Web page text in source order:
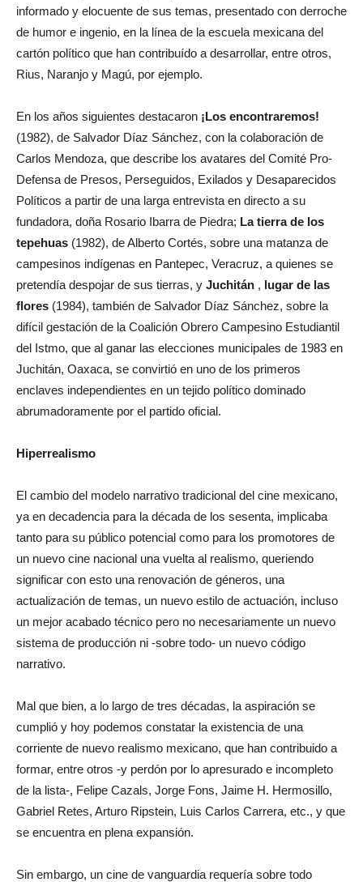
informado y elocuente de sus temas, presentado con derroche
de humor e ingenio, en la línea de la escuela mexicana del
cartón político que han contribuído a desarrollar, entre otros,
Rius, Naranjo y Magú, por ejemplo.
En los años siguientes destacaron ¡Los encontraremos!
(1982), de Salvador Díaz Sánchez, con la colaboración de
Carlos Mendoza, que describe los avatares del Comité Pro-
Defensa de Presos, Perseguidos, Exilados y Desaparecidos
Políticos a partir de una larga entrevista en directo a su
fundadora, doña Rosario Ibarra de Piedra; La tierra de los
tepehuas (1982), de Alberto Cortés, sobre una matanza de
campesinos indígenas en Pantepec, Veracruz, a quienes se
pretendía despojar de sus tierras, y Juchitán , lugar de las
flores (1984), también de Salvador Díaz Sánchez, sobre la
difícil gestación de la Coalición Obrero Campesino Estudiantil
del Istmo, que al ganar las elecciones municipales de 1983 en
Juchitán, Oaxaca, se convirtió en uno de los primeros
enclaves independientes en un tejido político dominado
abrumadoramente por el partido oficial.
Hiperrealismo
El cambio del modelo narrativo tradicional del cine mexicano,
ya en decadencia para la década de los sesenta, implicaba
tanto para su público potencial como para los promotores de
un nuevo cine nacional una vuelta al realismo, queriendo
significar con esto una renovación de géneros, una
actualización de temas, un nuevo estilo de actuación, incluso
un mejor acabado técnico pero no necesariamente un nuevo
sistema de producción ni -sobre todo- un nuevo código
narrativo.
Mal que bien, a lo largo de tres décadas, la aspiración se
cumplió y hoy podemos constatar la existencia de una
corriente de nuevo realismo mexicano, que han contribuido a
formar, entre otros -y perdón por lo apresurado e incompleto
de la lista-, Felipe Cazals, Jorge Fons, Jaime H. Hermosillo,
Gabriel Retes, Arturo Ripstein, Luis Carlos Carrera, etc., y que
se encuentra en plena expansión.
Sin embargo, un cine de vanguardia requería sobre todo